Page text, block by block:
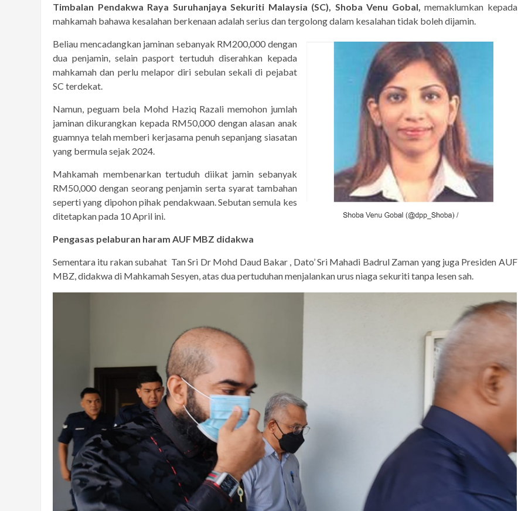
Timbalan Pendakwa Raya Suruhanjaya Sekuriti Malaysia (SC), Shoba Venu Gobal, memaklumkan kepada
mahkamah bahawa kesalahan berkenaan adalah serius dan tergolong dalam kesalahan tidak boleh dijamin.
Beliau mencadangkan jaminan sebanyak RM200,000 dengan
dua penjamin, selain pasport tertuduh diserahkan kepada
mahkamah dan perlu melapor diri sebulan sekali di pejabat
SC terdekat.
Namun, peguam bela Mohd Haziq Razali memohon jumlah
jaminan dikurangkan kepada RM50,000 dengan alasan anak
guamnya telah memberi kerjasama penuh sepanjang siasatan
yang bermula sejak 2024.
Mahkamah membenarkan tertuduh diikat jamin sebanyak
RM50,000 dengan seorang penjamin serta syarat tambahan
seperti yang dipohon pihak pendakwaan. Sebutan semula kes
ditetapkan pada 10 April ini.
Pengasas pelaburan haram AUF MBZ didakwa
Sementara itu rakan subahat Tan Sri Dr Mohd Daud Bakar , Dato’ Sri Mahadi Badrul Zaman yang juga Presiden AUF
MBZ, didakwa di Mahkamah Sesyen, atas dua pertuduhan menjalankan urus niaga sekuriti tanpa lesen sah.